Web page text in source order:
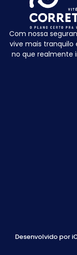
Com nossa
vive mais tranquilo
no que realmente
Desenvolvido por